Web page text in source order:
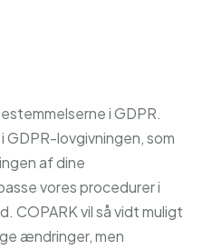
i GDPR.
lovgivningen, som
af dine
vores procedurer i
COPARK vil så vidt muligt
ændringer, men